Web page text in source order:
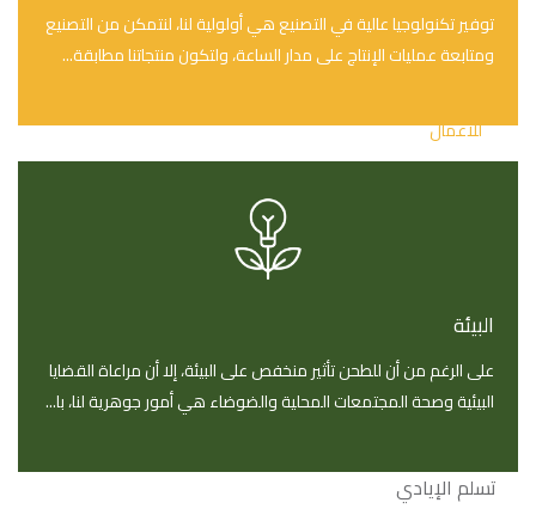
طحين أبيض
للأعمال
المطاحن
معايير التكنولوجيا
تسلم الإيادي
توفير تكنولوجيا عالية في التصنيع هي أولولية لنا، لنتمكن من التصنيع
ومتابعة عمليات الإنتاج على مدار الساعة، ولتكون منتجاتنا مطابقة...
البيئة
على الرغم من أن للطحن تأثير منخفص على البيئة، إلا أن مراعاة القضايا
البيئية وصحة المجتمعات المحلية والضوضاء هي أمور جوهرية لنا، با...